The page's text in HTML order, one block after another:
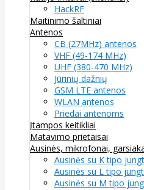
HackRF
Maitinimo šaltiniai
Antenos
CB (27MHz) antenos
VHF (49-174 MHz)
UHF (380-470 MHz)
Jūrinių dažnių
GSM LTE antenos
WLAN antenos
Priedai antenoms
Įtampos keitikliai
Matavimo prietaisai
Ausinės, mikrofonai,
Ausinės su K tipo
Ausinės su L tipo
Ausinės su M tipo